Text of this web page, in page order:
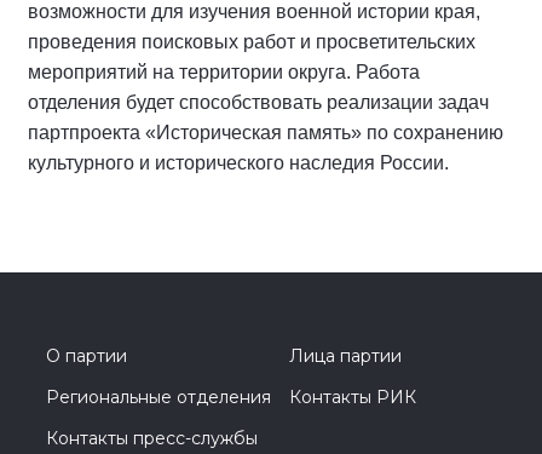
возможности для изучения военной истории края,
проведения поисковых работ и просветительских
мероприятий на территории округа. Работа
отделения будет способствовать реализации задач
партпроекта «Историческая память» по сохранению
культурного и исторического наследия России.
О партии
Лица партии
Региональные отделения
Контакты РИК
Контакты пресс-службы